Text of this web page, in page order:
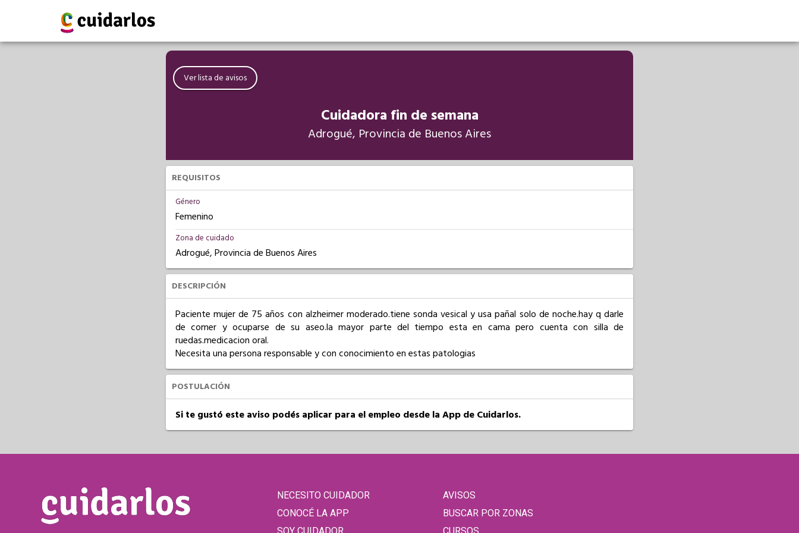
Ver lista de avisos
Cuidadora fin de semana
Adrogué, Provincia de Buenos Aires
REQUISITOS
Género
Femenino
Zona de cuidado
Adrogué, Provincia de Buenos Aires
DESCRIPCIÓN
Paciente mujer de 75 años con alzheimer moderado.tiene sonda vesical y usa pañal solo de noche.hay q darle
de comer y ocuparse de su aseo.la mayor parte del tiempo esta en cama pero cuenta con silla de
ruedas.medicacion oral.
Necesita una persona responsable y con conocimiento en estas patologias
POSTULACIÓN
Si te gustó este aviso podés aplicar para el empleo desde la App de Cuidarlos.
NECESITO CUIDADOR
CONOCÉ LA APP
AVISOS
BUSCAR POR ZONAS